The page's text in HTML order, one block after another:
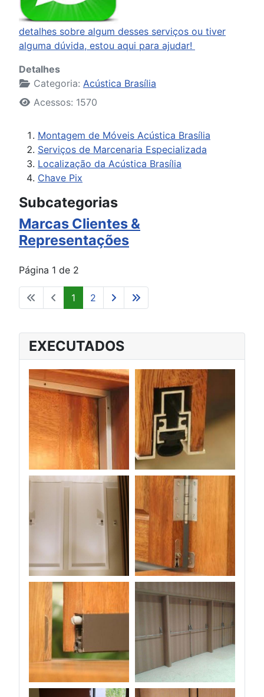
detalhes sobre algum desses serviços ou tiver
alguma dúvida, estou aqui para ajudar!
Detalhes
Categoria: Acústica Brasília
Acessos: 1570
Montagem de Móveis Acústica Brasília
Serviços de Marcenaria Especializada
Localização da Acústica Brasília
Chave Pix
Subcategorias
Marcas Clientes &
Representações
Página 1 de 2
1 2
EXECUTADOS